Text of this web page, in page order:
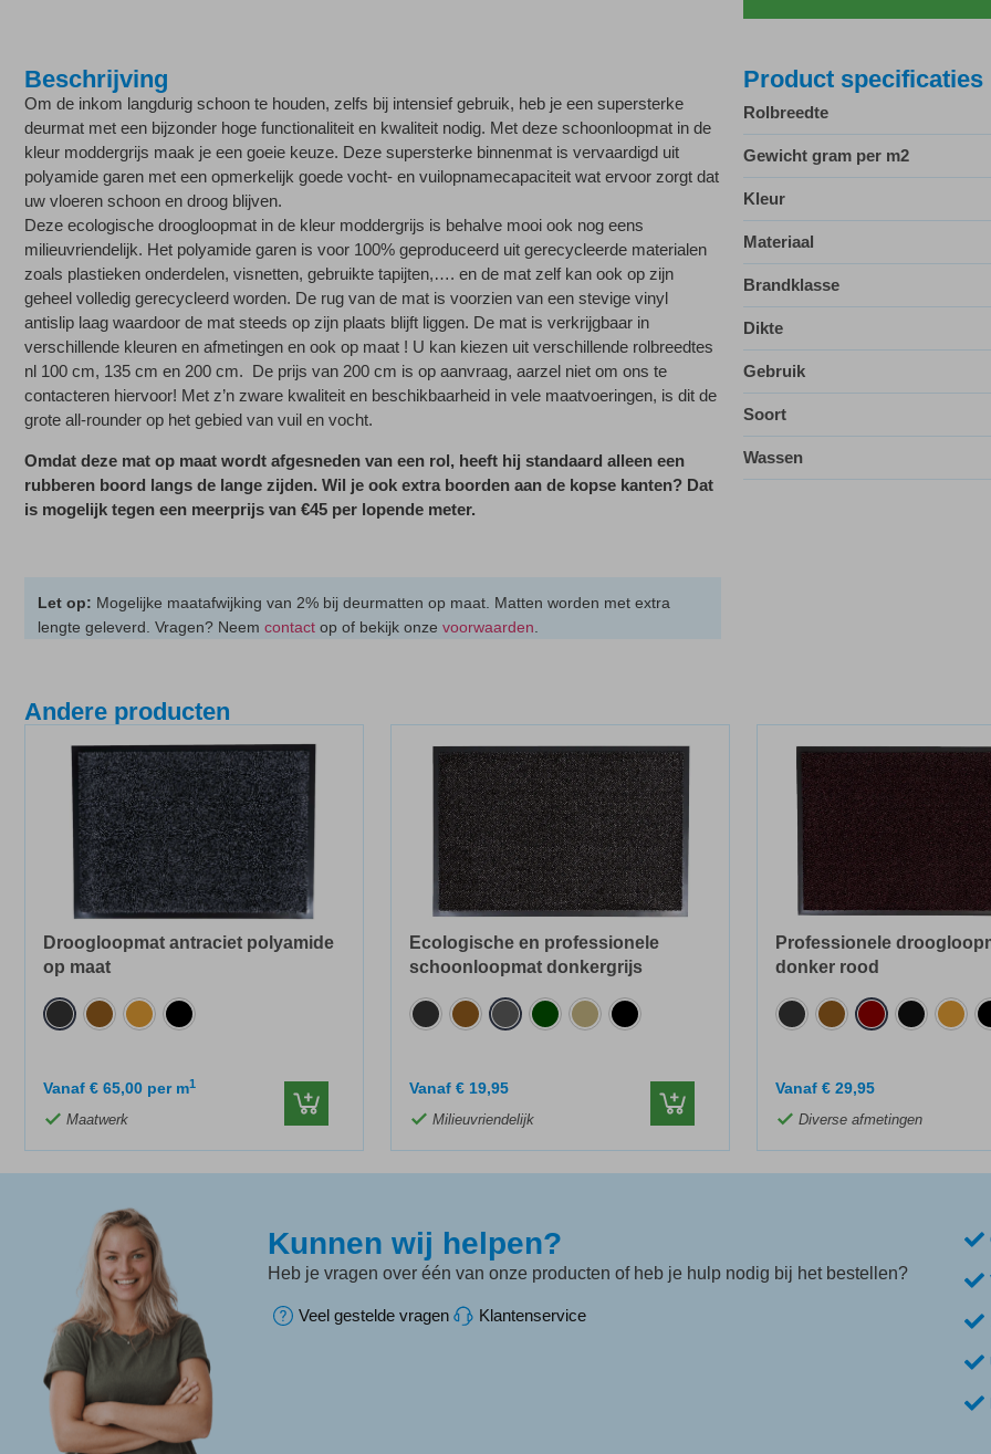
Beschrijving
Om de inkom langdurig schoon te houden, zelfs bij intensief gebruik, heb je een supersterke
deurmat met een bijzonder hoge functionaliteit en kwaliteit nodig. Met deze schoonloopmat in de
kleur moddergrijs maak je een goeie keuze. Deze supersterke binnenmat is vervaardigd uit
polyamide garen met een opmerkelijk goede vocht- en vuilopnamecapaciteit wat ervoor zorgt dat
uw vloeren schoon en droog blijven.
Deze ecologische droogloopmat in de kleur moddergrijs is behalve mooi ook nog eens
milieuvriendelijk. Het polyamide garen is voor 100% geproduceerd uit gerecycleerde materialen
zoals plastieken onderdelen, visnetten, gebruikte tapijten,…. en de mat zelf kan ook op zijn
geheel volledig gerecycleerd worden. De rug van de mat is voorzien van een stevige vinyl
antislip laag waardoor de mat steeds op zijn plaats blijft liggen. De mat is verkrijgbaar in
verschillende kleuren en afmetingen en ook op maat ! U kan kiezen uit verschillende rolbreedtes
nl 100 cm, 135 cm en 200 cm. De prijs van 200 cm is op aanvraag, aarzel niet om ons te
contacteren hiervoor! Met z’n zware kwaliteit en beschikbaarheid in vele maatvoeringen, is dit de
grote all-rounder op het gebied van vuil en vocht.
Omdat deze mat op maat wordt afgesneden van een rol, heeft hij standaard alleen een
rubberen boord langs de lange zijden. Wil je ook extra boorden aan de kopse kanten? Dat
is mogelijk tegen een meerprijs van €45 per lopende meter.
Let op: Mogelijke maatafwijking van 2% bij deurmatten op maat. Matten worden met extra
lengte geleverd. Vragen? Neem contact op of bekijk onze voorwaarden.
Product specificaties
Rolbreedte
Gewicht gram per m2
Kleur
Materiaal
Brandklasse
Dikte
Gebruik
Soort
Wassen
Andere producten
Droogloopmat antraciet polyamide
op maat
Vanaf € 65,00 per m1
Maatwerk
Ecologische en professionele
schoonloopmat donkergrijs
Vanaf € 19,95
Milieuvriendelijk
Professionele
donker rood
Vanaf € 29,95
Diverse afmetingen
Kunnen wij helpen?
Heb je vragen over één van onze producten of heb je hulp nodig bij het bestellen?
Veel gestelde vragen Klantenservice